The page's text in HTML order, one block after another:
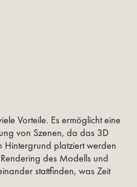
Vorteile. Es ermöglicht eine
von Szenen, da das 3D
Hintergrund platziert werden
des Modells und
stattfinden, was Zeit